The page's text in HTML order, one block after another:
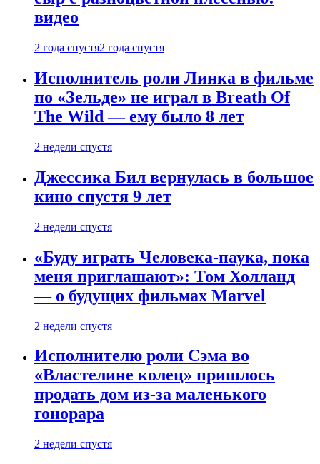
видео
2 года спустя2 года спустя
Исполнитель роли Линка в фильме
по «Зельде» не играл в Breath Of
The Wild — ему было 8 лет
2 недели спустя
Джессика Бил вернулась в большое
кино спустя 9 лет
2 недели спустя
«Буду играть Человека-паука, пока
меня приглашают»: Том Холланд
— о будущих фильмах Marvel
2 недели спустя
Исполнителю роли Сэма во
«Властелине колец» пришлось
продать дом из-за маленького
гонорара
2 недели спустя